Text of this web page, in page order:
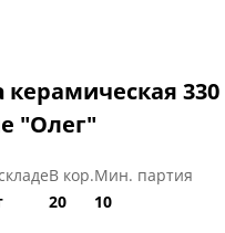
керамическая
"Олег"
В кор.
20
Мин. партия
10